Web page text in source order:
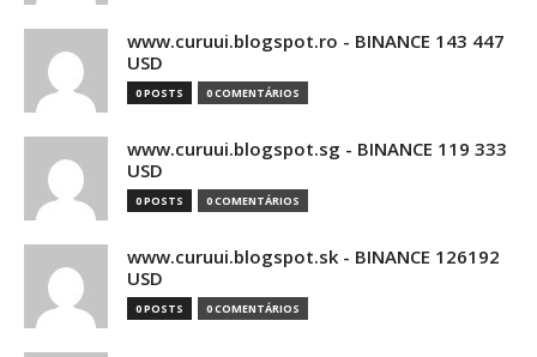
www.curuui.blogspot.ro - BINANCE 143 447
USD
0 POSTS 0 COMENTÁRIOS
www.curuui.blogspot.sg - BINANCE 119 333
USD
0 POSTS 0 COMENTÁRIOS
www.curuui.blogspot.sk - BINANCE 126192
USD
0 POSTS 0 COMENTÁRIOS